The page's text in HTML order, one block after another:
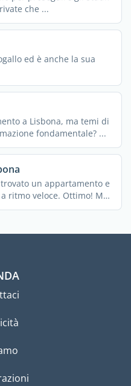
che ...
ed è anche la sua
a Lisbona, ma temi di
fondamentale? ...
un appartamento e
ritmo veloce. Ottimo! Ma